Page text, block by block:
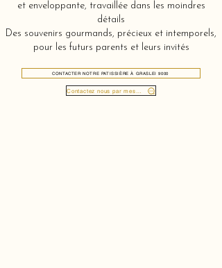
et enveloppante, travaillée dans les moindres
détails
Des souvenirs gourmands, précieux et intemporels,
pour les futurs parents et leurs invités
CONTACTER NOTRE PATISSIÈRE À GRASLEI 9000